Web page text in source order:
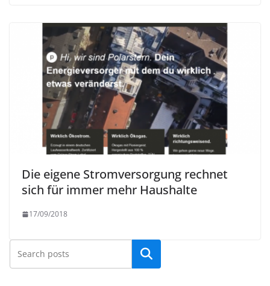
Die eigene Stromversorgung rechnet
sich für immer mehr Haushalte
17/09/2018